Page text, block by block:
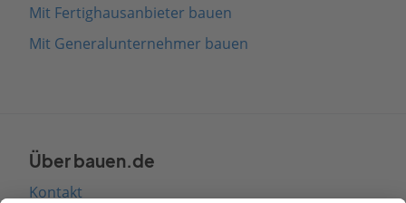
Mit Fertighausanbieter bauen
Mit Generalunternehmer bauen
Über bauen.de
Kontakt